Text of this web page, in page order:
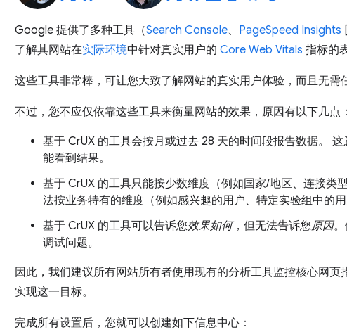
Google 提供了多种工具（Search Console、 PageSpeed Insights
了解其网站在实际环境中针对真实用户的 Core Web Vitals 指标的
这些工具非常棒，可让您大致了解网站的真实用户体验，而且无需
不过，您不应仅依靠这些工具来衡量网站的效果，原因有以下几点：
基于 CrUX 的工具会按月或过去 28 天的时间段报告数据。
能看到结果。
基于 CrUX 的工具只能按少数维度（例如国家/地区、连接
法按业务特有的维度（例如感兴趣的用户、特定实验组中的用
基于 CrUX 的工具可以告诉您效果如何，但无法告诉您原因
调试问题。
因此，我们建议所有网站所有者使用现有的分析工具监控核心网
实现这一目标。
完成所有设置后，您就可以创建如下信息中心：